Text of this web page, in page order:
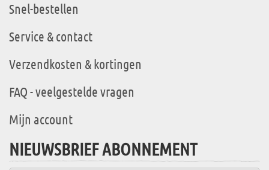
Snel-bestellen
Service & contact
Verzendkosten & kortingen
FAQ - veelgestelde vragen
Mijn account
NIEUWSBRIEF ABONNEMENT